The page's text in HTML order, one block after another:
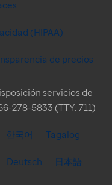
(HIPAA)
de precios
servicios de
278-5833 (TTY: 711)
한국어 Tagalog
Deutsch 日本語